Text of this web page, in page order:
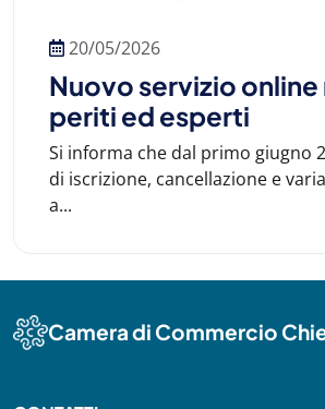
20/05/2026
Nuovo servizio
periti ed esperti
Si informa che dal primo giugno
di iscrizione, cancellazione e
a...
Camera di Commercio